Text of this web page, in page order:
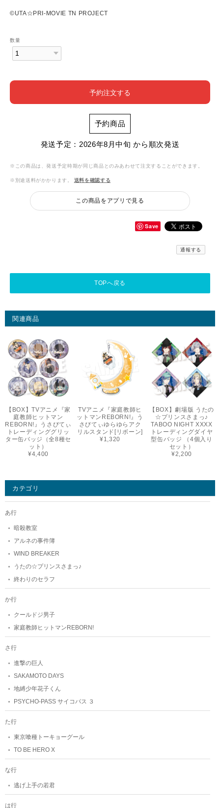
©UTA☆PRI-MOVIE TN PROJECT
数量
予約注文する
予約商品
発送予定：2026年8月中旬 から順次発送
※この商品は、発送予定時期が同じ商品とのみあわせて注文することができます。
※別途送料がかかります。 送料を確認する
この商品をアプリで見る
Save
通報する
TOPへ戻る
関連商品
【BOX】TVアニメ『家
庭教師ヒットマン
REBORN!』うさびてぃ
トレーディンググリッ
ター缶バッジ（全8種セ
ット）
¥4,400
TVアニメ『家庭教師ヒ
ットマンREBORN!』う
さびてぃゆらゆらアク
リルスタンド[リボーン]
¥1,320
【BOX】劇場版 うたの
☆プリンスさまっ♪
TABOO NIGHT XXXX
トレーディングダイヤ
型缶バッジ （4個入り
セット）
¥2,200
カテゴリ
あ行
暗殺教室
アルネの事件簿
WIND BREAKER
うたの☆プリンスさまっ♪
終わりのセラフ
か行
クールドジ男子
家庭教師ヒットマンREBORN!
さ行
進撃の巨人
SAKAMOTO DAYS
地縛少年花子くん
PSYCHO-PASS サイコパス ３
た行
東京喰種トーキョーグール
TO BE HERO X
な行
逃げ上手の若君
は行